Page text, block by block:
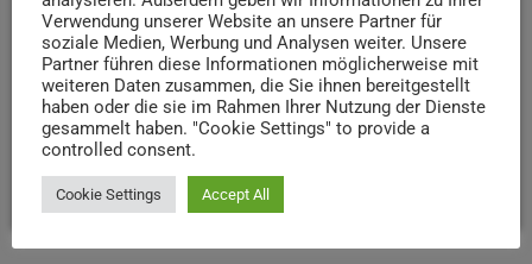
Kilometer durch die Innenstadt. Erwartet werden bis zu
5.000 Teilnehmende aus Unternehmen, Behörden und
Verbänden der Region. Neben Teamgeist und
Gemeinschaft steht der Spaß am Laufen im Vordergrund,
im Anschluss wird gemeinsam gefeiert. Anmeldungen
sind online möglich.
today
Verwendung unserer Website an unsere Partner für
soziale Medien, Werbung und Analysen weiter. Unsere
Partner führen diese Informationen möglicherweise mit
weiteren Daten zusammen, die Sie ihnen bereitgestellt
haben oder die sie im Rahmen Ihrer Nutzung der Dienste
gesammelt haben. "Cookie Settings" to provide a
controlled consent.
Cookie Settings Accept All